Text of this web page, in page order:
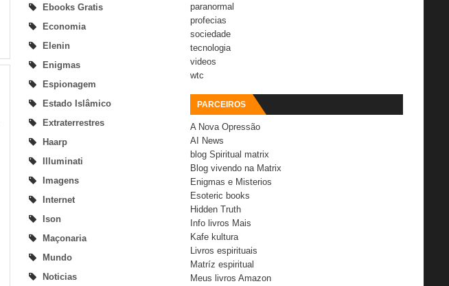
Ebooks Gratis
Economia
Elenin
Enigmas
Espionagem
Estado Islâmico
Extraterrestres
Haarp
Illuminati
Imagens
Internet
Ison
Maçonaria
Mundo
Noticias
paranormal
profecias
sociedade
tecnologia
videos
wtc
PARCEIROS
A Nova Opressão
AI News
blog Spiritual matrix
Blog vivendo na Matrix
Enigmas e Misterios
Esoteric books
Hidden Truth
Info livros Mais
Kafe kultura
Livros espirituais
Matríz espiritual
Meus livros Amazon